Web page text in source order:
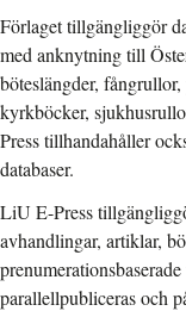
Förlaget tillgängliggör
med anknytning till
böteslängder,
kyrkböcker,
Press tillhandahåller
databaser.
LiU E-Press
avhandlingar, artiklar,
parallellpubliceras och